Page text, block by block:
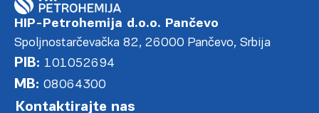
HIP-Petrohemija d.o.o. Pančevo
Spoljnostarčevačka 82, 26000 Pančevo, Srbija
PIB: 101052694
MB: 08064300
Kontaktirajte nas